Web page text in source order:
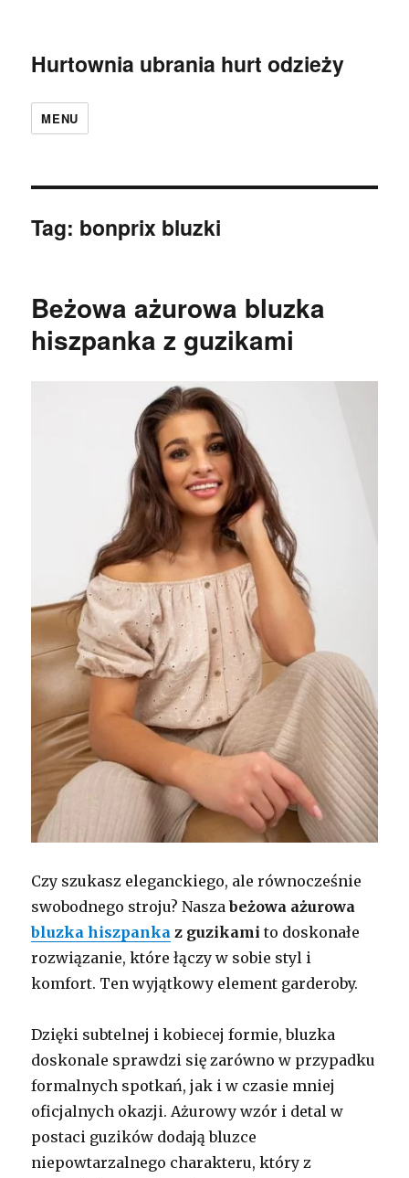
Hurtownia ubrania hurt odzieży
MENU
Tag: bonprix bluzki
Beżowa ażurowa bluzka
hiszpanka z guzikami
Czy szukasz eleganckiego, ale równocześnie
swobodnego stroju? Naszabeżowa ażurowa
bluzka hiszpanka z guzikami to doskonałe
rozwiązanie, które łączy w sobie styl i
komfort. Ten wyjątkowy element garderoby.
Dzięki subtelnej i kobiecej formie, bluzka
doskonale sprawdzi się zarówno w przypadku
formalnych spotkań, jak i w czasie mniej
oficjalnych okazji. Ażurowy wzór i detal w
postaci guzików dodają bluzce
niepowtarzalnego charakteru, który z